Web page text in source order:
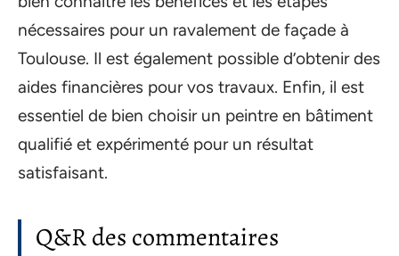
nécessaires pour un ravalement de façade à
Toulouse. Il est également possible d’obtenir des
aides financières pour vos travaux. Enfin, il est
essentiel de bien choisir un peintre en bâtiment
qualifié et expérimenté pour un résultat
satisfaisant.
Q&R des commentaires